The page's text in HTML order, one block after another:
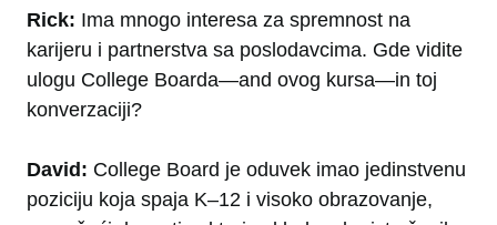
Rick: Ima mnogo interesa za spremnost na
karijeru i partnerstva sa poslodavcima. Gde vidite
ulogu College Boarda—and ovog kursa—in toj
konverzaciji?
David: College Board je oduvek imao jedinstvenu
poziciju koja spaja K–12 i visoko obrazovanje,